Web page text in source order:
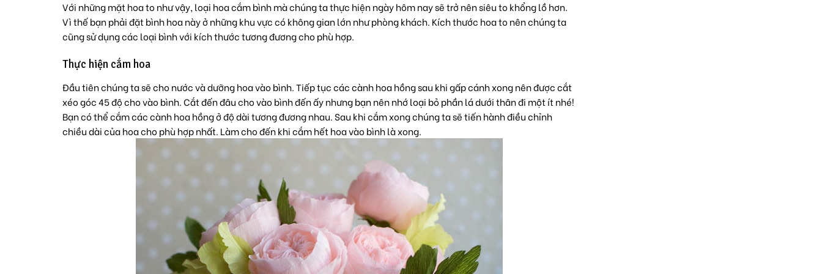
Với những mặt hoa to như vậy, loại hoa cắm bìnhmà chúng ta thực hiện ngày hôm nay sẽ trở nên siêu to khổng lồ hơn.
Vì thế bạn phải đặt bình hoa này ở những khu vực có không gian lớn như phòng khách. Kích thước hoa to nên chúng ta
cũng sử dụng các loại bình với kích thước tương đương cho phù hợp.
Thực hiện cắm hoa
Đầu tiên chúng ta sẽ cho nước và dưỡng hoa vào bình. Tiếp tục các cành hoa hồng sau khi gấp cánh xong nên được cắt
xéo góc 45 độ cho vào bình. Cắt đến đâu cho vào bình đến ấy nhưng bạn nên nhớ loại bỏ phần lá dưới thân đi một ít nhé!
Bạn có thể cắm các cành hoa hồng ở độ dài tương đương nhau. Sau khi cắm xong chúng ta sẽ tiến hành điều chỉnh
chiều dài của hoa cho phù hợp nhất. Làm cho đến khi cắm hết hoa vào bình là xong.